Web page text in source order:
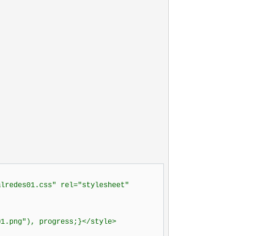
rel="stylesheet"
progress;}</style>